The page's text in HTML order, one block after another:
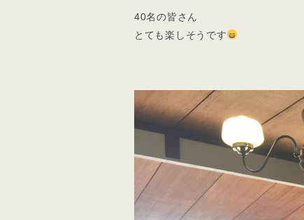
40名の皆さん
とても楽しそうです